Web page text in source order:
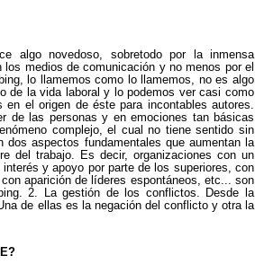
algo novedoso, sobretodo por la inmensa
medios de comunicación y no menos por el
lo llamemos como lo llamemos, no es algo
de la vida laboral y lo podemos ver casi como
el origen de éste para incontables autores.
de las personas y en emociones tan básicas
complejo, el cual no tiene sentido sin
aspectos fundamentales que aumentan la
del trabajo. Es decir, organizaciones con un
y apoyo por parte de los superiores, con
aparición de líderes espontáneos, etc... son
2. La gestión de los conflictos. Desde la
de ellas es la negación del conflicto y otra la